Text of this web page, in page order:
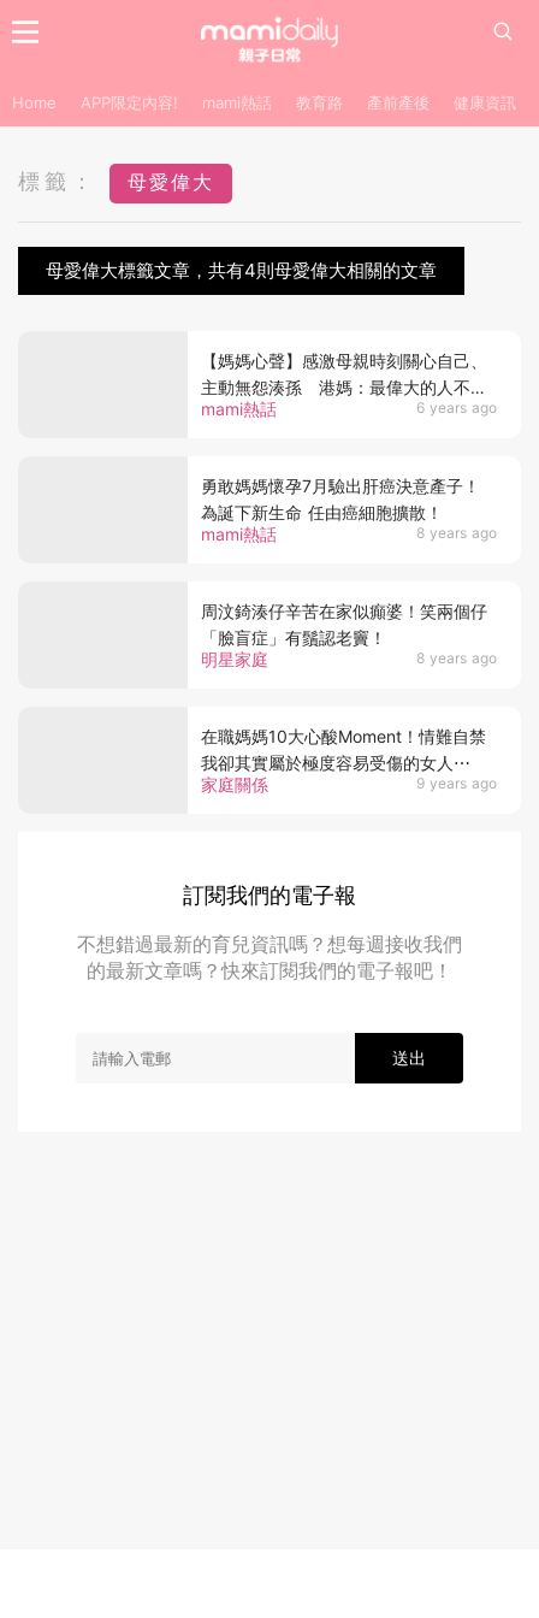
Home APP限定內容! mami熱話 教育路 產前產後 健康資訊
標籤： 母愛偉大
母愛偉大標籤文章，共有4則母愛偉大相關的文章
mami熱話 6 years ago
【媽媽心聲】感激母親時刻關心自己、
主動無怨湊孫 港媽：最偉大的人不是
媽媽是婆婆！
mami熱話 8 years ago
勇敢媽媽懷孕7月驗出肝癌決意產子！
為誕下新生命 任由癌細胞擴散！
明星家庭 8 years ago
周汶錡湊仔辛苦在家似癲婆！笑兩個仔
「臉盲症」有鬚認老竇！
家庭關係 9 years ago
在職媽媽10大心酸Moment！情難自禁
我卻其實屬於極度容易受傷的女人⋯
訂閱我們的電子報
不想錯過最新的育兒資訊嗎？想每週接收我們
的最新文章嗎？快來訂閱我們的電子報吧！
送出